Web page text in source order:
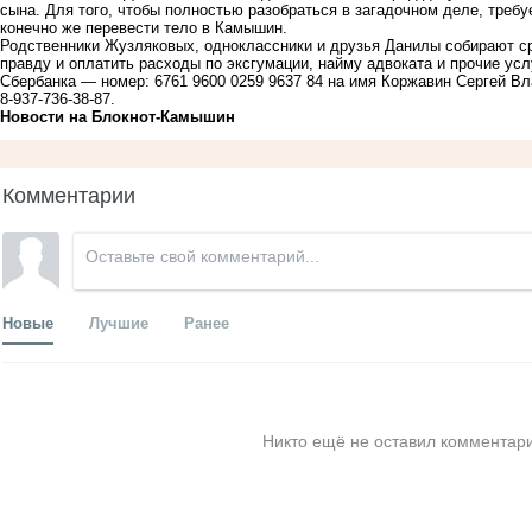
сына. Для того, чтобы полностью разобраться в загадочном деле,
конечно же перевести тело в Камышин.
Родственники Жузляковых, одноклассники и друзья Данилы собирают
правду и оплатить расходы по эксгумации, найму адвоката и прочие
Сбербанка — номер: 6761 9600 0259 9637 84 на имя Коржавин Сергей
8-937-736-38-87.
Новости на Блoкнoт-Камышин
Комментарии
Новые Лучшие Ранее
Никто ещё не оставил